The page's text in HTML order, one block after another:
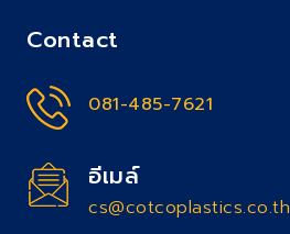
Contact
081-485-7621
อีเมล์
cs@cotcoplastics.co.th